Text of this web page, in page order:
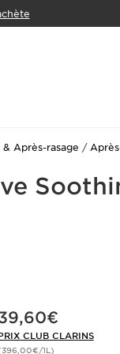
& Après-rasage
Club Clarins 39,60€
CLUB CLARINS
1L)